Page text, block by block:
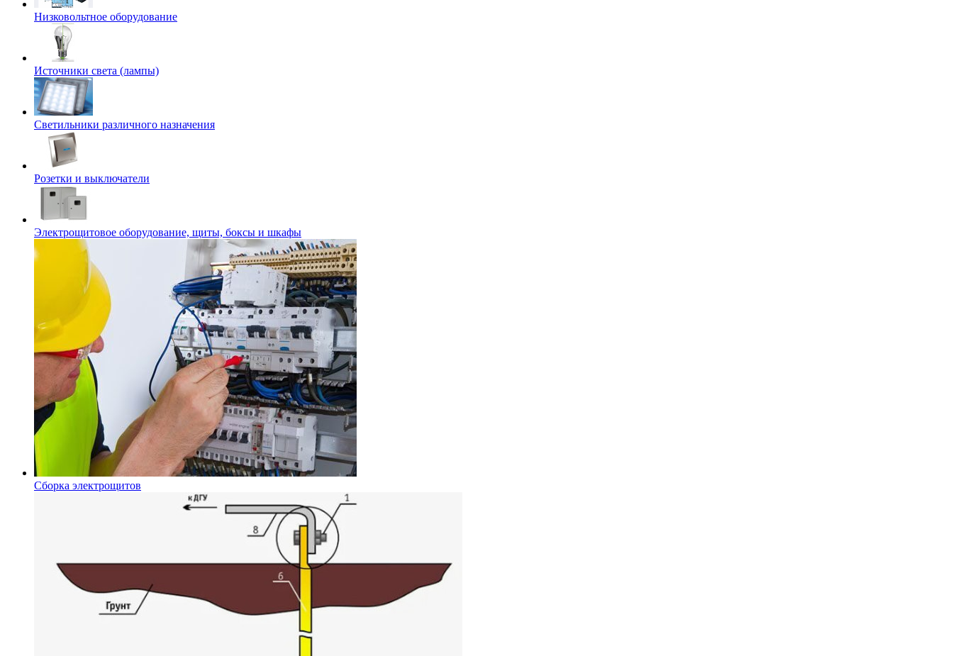
Низковольтное оборудование
Источники света (лампы)
Светильники различного назначения
Розетки и выключатели
Электрощитовое оборудование, щиты, боксы и шкафы
Сборка электрощитов